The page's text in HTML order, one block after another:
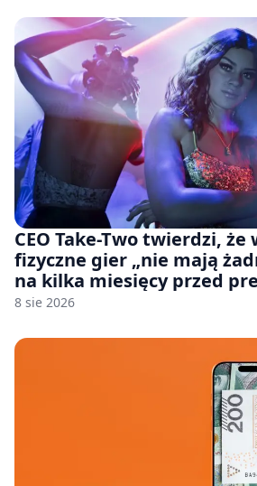
CEO Take-Two twierdzi, że
fizyczne gier „nie mają
na kilka miesięcy przed
8 sie 2026